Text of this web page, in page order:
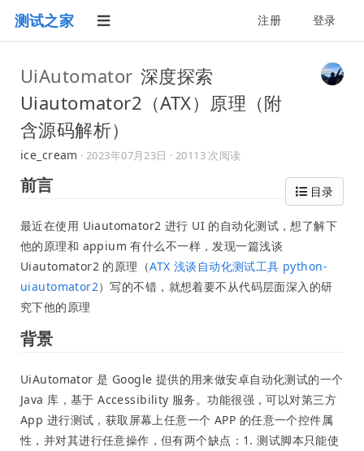
测试之家 注册 登录
UiAutomator 深度探索
Uiautomator2（ATX）原理（附
含源码解析）
ice_cream ·2023年07月23日 · 20113 次阅读
目录
前言
​最近在使用 Uiautomator2 进行 UI 的自动化测试，想了解下
他的原理和 appium 有什么不一样，发现一篇浅谈
Uiautomator2 的原理（ATX 浅谈自动化测试工具 python-
uiautomator2）写的不错，就想着要不从代码层面深入的研
究下他的原理
背景
UiAutomator 是 Google 提供的用来做安卓自动化测试的一个
Java 库，基于 Accessibility 服务。功能很强，可以对第三方
App 进行测试，获取屏幕上任意一个 APP 的任意一个控件属
性，并对其进行任意操作，但有两个缺点：1. 测试脚本只能使